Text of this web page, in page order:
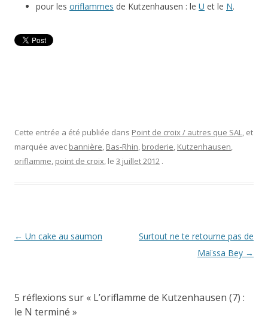
pour les oriflammes de Kutzenhausen : le U et le N.
Cette entrée a été publiée dans Point de croix / autres que SAL, et
marquée avec bannière, Bas-Rhin, broderie, Kutzenhausen,
oriflamme, point de croix, le 3 juillet 2012 .
Navigation
← Un cake au saumon
Surtout ne te retourne pas de
Maïssa Bey →
5 réflexions sur « L’oriflamme de Kutzenhausen (7) :
le N terminé »